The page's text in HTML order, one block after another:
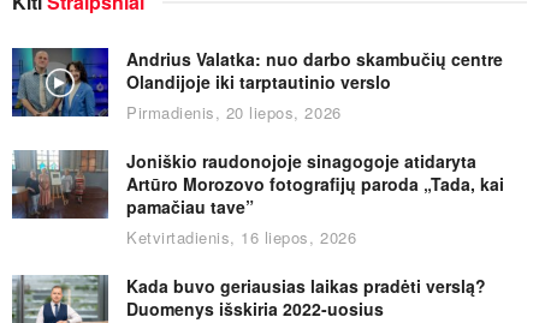
Andrius Valatka: nuo darbo skambučių centre
Olandijoje iki tarptautinio verslo
Pirmadienis, 20 liepos, 2026
Joniškio raudonojoje sinagogoje atidaryta
Artūro Morozovo fotografijų paroda „Tada, kai
pamačiau tave”
Ketvirtadienis, 16 liepos, 2026
Kada buvo geriausias laikas pradėti verslą?
Duomenys išskiria 2022-uosius